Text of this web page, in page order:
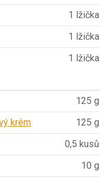
1 lžička
1 lžička
1 lžička
125 g
krém
125 g
0,5 kusů
10 g